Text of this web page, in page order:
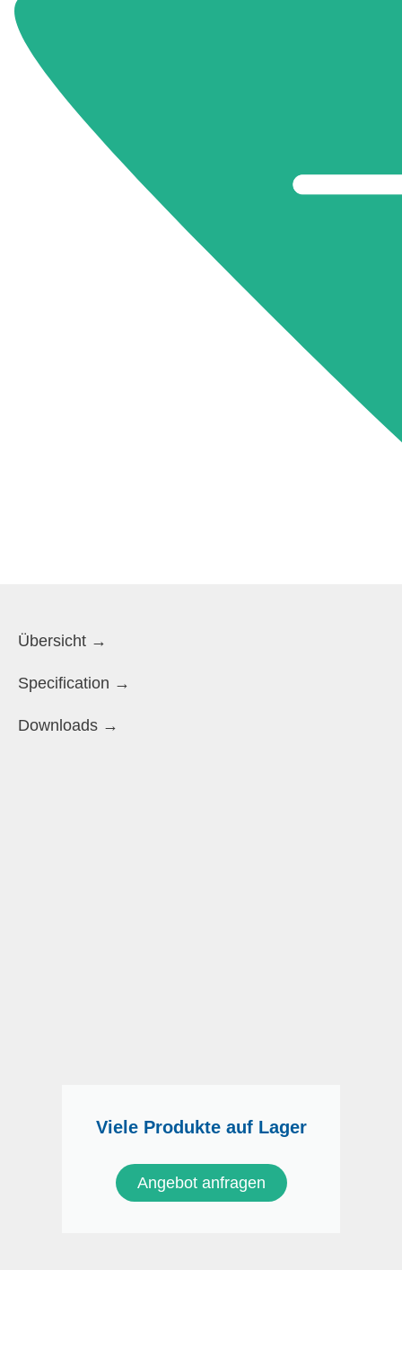
Übersicht →
Specification →
Downloads →
Viele Produkte auf Lager
Angebot anfragen